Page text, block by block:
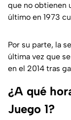
que no obtienen
último en 1973
Por su parte, la
última vez que
en el 2014 tras
¿A qué
Juego 1?